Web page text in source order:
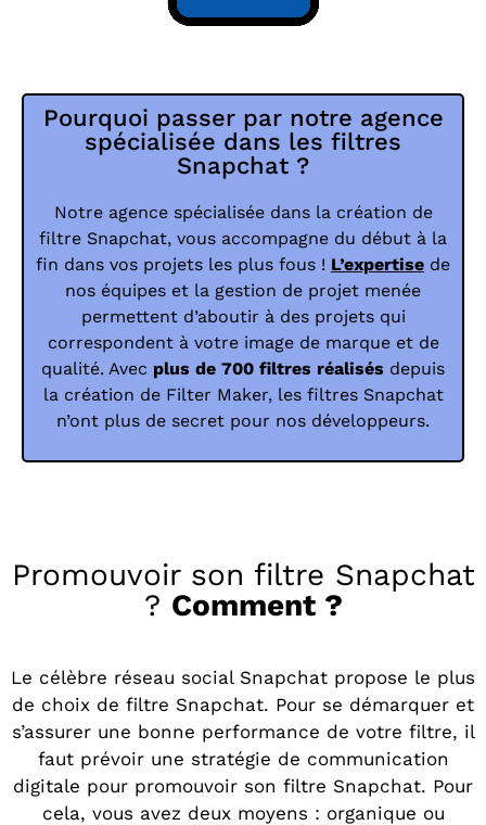
Pourquoi passer par notre agence
spécialisée dans les filtres
Snapchat ?
Notre agence spécialisée dans la création de
filtre Snapchat, vous accompagne du début à la
fin dans vos projets les plus fous ! L’expertise de
nos équipes et la gestion de projet menée
permettent d’aboutir à des projets qui
correspondent à votre image de marque et de
qualité. Avec plus de 700 filtres réalisés depuis
la création de Filter Maker, les filtres Snapchat
n’ont plus de secret pour nos développeurs.
Promouvoir son filtre Snapchat
? Comment ?
Le célèbre réseau social Snapchat propose le plus
de choix de filtre Snapchat. Pour se démarquer et
s’assurer une bonne performance de votre filtre, il
faut prévoir une stratégie de communication
digitale pour promouvoir son filtre Snapchat. Pour
cela, vous avez deux moyens : organique ou